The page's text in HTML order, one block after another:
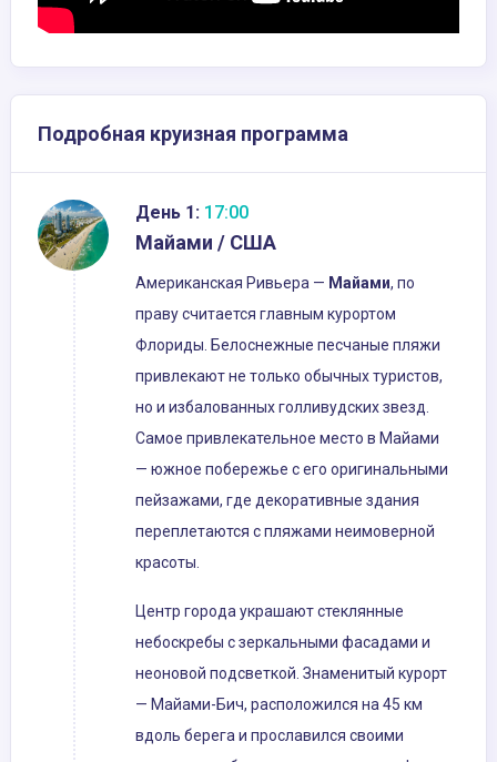
Подробная круизная программа
День 1: 17:00
Майами / США
Американская Ривьера — Майами, по
праву считается главным курортом
Флориды. Белоснежные песчаные пляжи
привлекают не только обычных туристов,
но и избалованных голливудских звезд.
Самое привлекательное место в Майами
— южное побережье с его оригинальными
пейзажами, где декоративные здания
переплетаются с пляжами неимоверной
красоты.
Центр города украшают стеклянные
небоскребы с зеркальными фасадами и
неоновой подсветкой. Знаменитый курорт
— Майами-Бич, расположился на 45 км
вдоль берега и прославился своими